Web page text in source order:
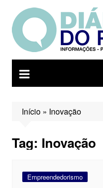
para
conteúdo
Início» Inovação
Tag: Inovação
Empreendedorismo